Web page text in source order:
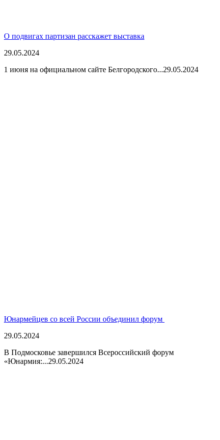
О подвигах партизан расскажет выставка
29.05.2024
1 июня на официальном сайте Белгородского...29.05.2024
Юнармейцев со всей России объединил форум
29.05.2024
В Подмосковье завершился Всероссийский форум
«Юнармия:...29.05.2024